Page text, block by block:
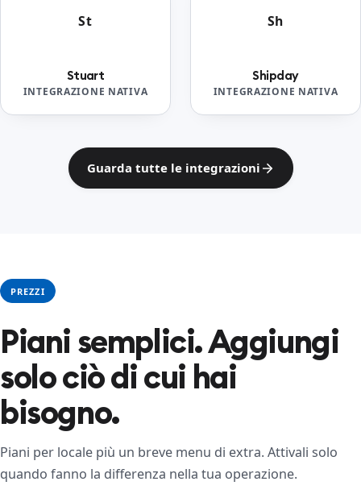
St
Stuart
INTEGRAZIONE NATIVA
Sh
Shipday
INTEGRAZIONE NATIVA
Guarda tutte le integrazioni
PREZZI
Piani semplici. Aggiungi
solo ciò di cui hai
bisogno.
Piani per locale più un breve menu di extra. Attivali solo
quando fanno la differenza nella tua operazione.